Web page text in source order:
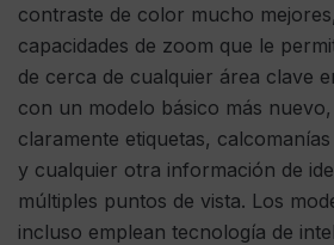
contraste de color mucho
capacidades de zoom que le
de cerca de cualquier área clave
con un modelo básico más
claramente etiquetas,
y cualquier otra información de
múltiples puntos de vista. Los
incluso emplean tecnología de